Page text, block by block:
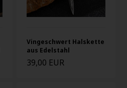
Vingeschwert Halskette
aus Edelstahl
39,00 EUR